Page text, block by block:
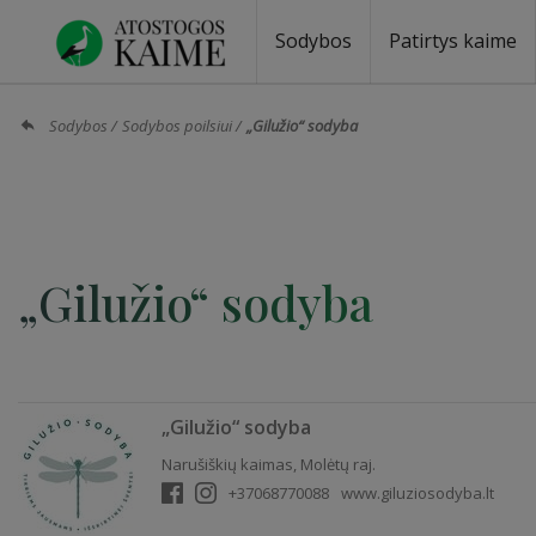
Sodybos Patirtys kaime
Sodybos Sodybos poilsiui „Gilužio“ sodyba
„Gilužio“ sodyba
„Gilužio“ sodyba
Narušiškių kaimas, Molėtų raj.
+37068770088 www.giluziosodyba.lt